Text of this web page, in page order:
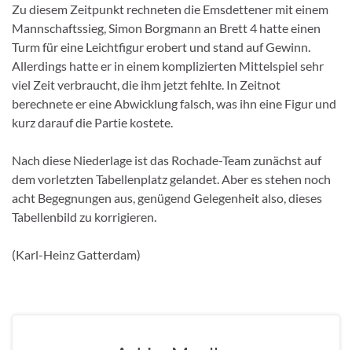
Zu diesem Zeitpunkt rechneten die Emsdettener mit einem
Mannschaftssieg, Simon Borgmann an Brett 4 hatte einen
Turm für eine Leichtfigur erobert und stand auf Gewinn.
Allerdings hatte er in einem komplizierten Mittelspiel sehr
viel Zeit verbraucht, die ihm jetzt fehlte. In Zeitnot
berechnete er eine Abwicklung falsch, was ihn eine Figur und
kurz darauf die Partie kostete.
Nach diese Niederlage ist das Rochade-Team zunächst auf
dem vorletzten Tabellenplatz gelandet. Aber es stehen noch
acht Begegnungen aus, genügend Gelegenheit also, dieses
Tabellenbild zu korrigieren.
(Karl-Heinz Gatterdam)